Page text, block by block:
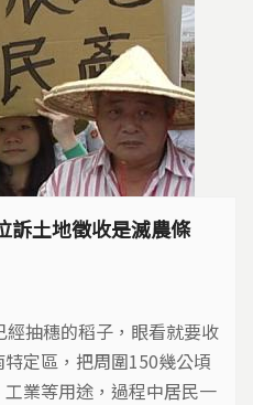
訴土地徵收是滅農條
抽穗的稻子，眼看就要收
定區，把周圍150幾公頃
業等用途，過程中居民一